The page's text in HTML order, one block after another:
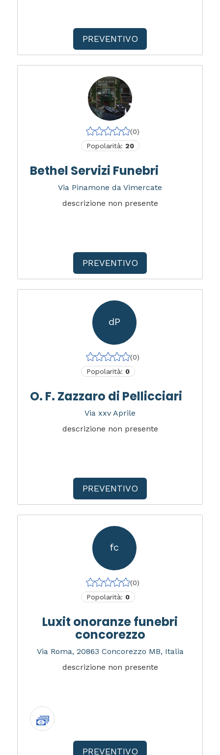
PREVENTIVO
(0)
Popolarità: 20
Bethel Servizi Funebri
Via Pinamone da Vimercate
descrizione non presente
PREVENTIVO
dP
(0)
Popolarità: 0
O. F. Zazzaro di Pellicciari
Via xxv Aprile
descrizione non presente
PREVENTIVO
fc
(0)
Popolarità: 0
Luxit onoranze funebri
concorezzo
Via Roma, 20863 Concorezzo MB, Italia
descrizione non presente
PREVENTIVO